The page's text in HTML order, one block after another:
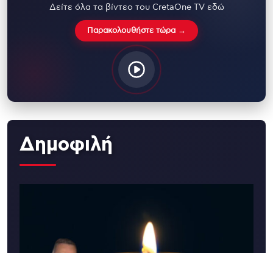
Δείτε όλα τα βίντεο του CretaOne TV εδώ
Παρακολουθήστε τώρα →
Δημοφιλή